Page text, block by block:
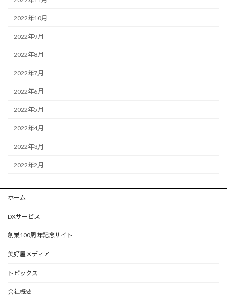
2022年10月
2022年9月
2022年8月
2022年7月
2022年6月
2022年5月
2022年4月
2022年3月
2022年2月
ホーム
DXサービス
創業100周年記念サイト
美好屋メディア
トピックス
会社概要